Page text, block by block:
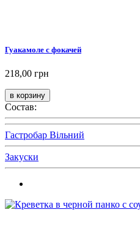
Гуакамоле с фокачей
218,00 грн
Состав:
Гастробар Вільний
Закуски